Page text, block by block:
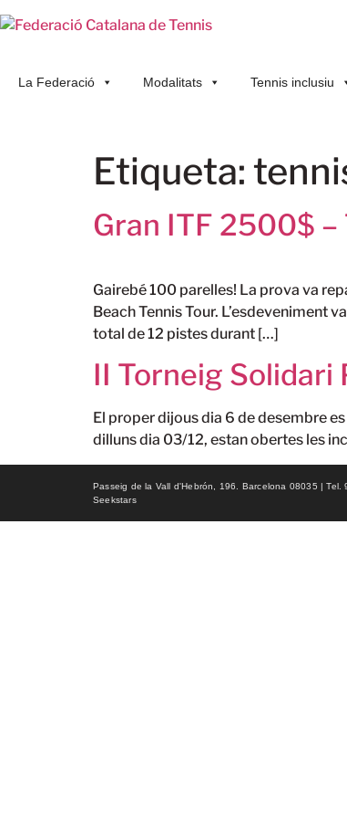
La Federació Modalitats Tennis inclusiu
Etiqueta:
Gran ITF 2500$ –
Gairebé 100 parelles! La prova va
Beach Tennis Tour. L’esdeveniment
total de 12 pistes durant […]
II Torneig Solidari
El proper dijous dia 6 de desembre
dilluns dia 03/12, estan obertes les
Passeig de la Vall d'Hebrón, 196. Barcelona 08035 |
Seekstars